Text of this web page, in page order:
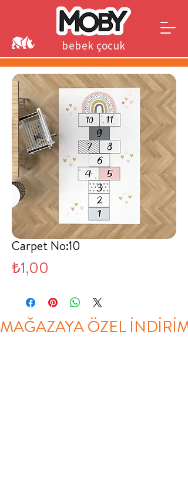
bebek çocuk
genç
Carpet No:10
₺1,00
MAĞAZAYA ÖZEL İNDİRİM